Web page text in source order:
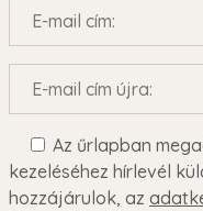
Az űrlapban
kezeléséhez hírlevél
hozzájárulok, az